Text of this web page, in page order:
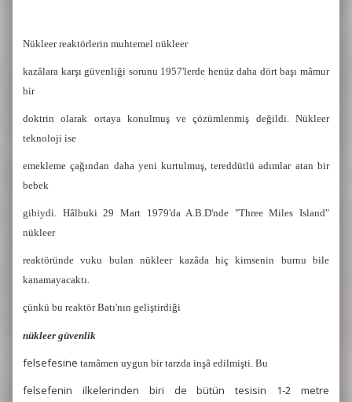
Nükleer reaktörlerin muhtemel nükleer
kazâlara karşı güvenliği sorunu 1957'lerde henüz daha dört başı mâmur
bir
doktrin olarak ortaya konulmuş ve çözümlenmiş değildi. Nükleer
teknoloji ise
emekleme çağından daha yeni kurtulmuş, tereddütlü adımlar atan bir
bebek
gibiydi. Hâlbuki 29 Mart 1979'da A.B.D'nde "Three Miles Island"
nükleer
reaktöründe vuku bulan nükleer kazâda hiç kimsenin burnu bile
kanamayacaktı.
çünkü bu reaktör Batı'nın geliştirdiği
nükleer güvenlik
felsefesine tamâmen uygun bir tarzda inşâ edilmişti. Bu
felsefenin ilkelerinden biri de bütün tesisin 1-2 metre